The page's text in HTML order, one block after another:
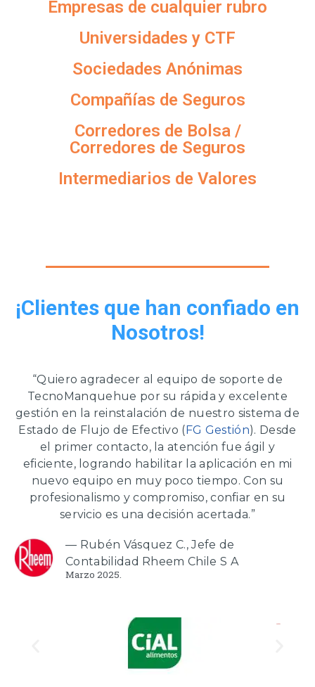
Empresas de cualquier rubro
Universidades y CTF
Sociedades Anónimas
Compañías de Seguros
Corredores de Bolsa /
Corredores de Seguros
Intermediarios de Valores
¡Clientes que han confiado en
Nosotros!
“Quiero agradecer al equipo de soporte de
TecnoManquehue por su rápida y excelente
gestión en la reinstalación de nuestro sistema de
Estado de Flujo de Efectivo (FG Gestión). Desde
el primer contacto, la atención fue ágil y
eficiente, logrando habilitar la aplicación en mi
nuevo equipo en muy poco tiempo. Con su
profesionalismo y compromiso, confiar en su
servicio es una decisión acertada.”
— Rubén Vásquez C., Jefe de
Contabilidad Rheem Chile S A
Marzo 2025.